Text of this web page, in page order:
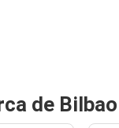
de Bilbao